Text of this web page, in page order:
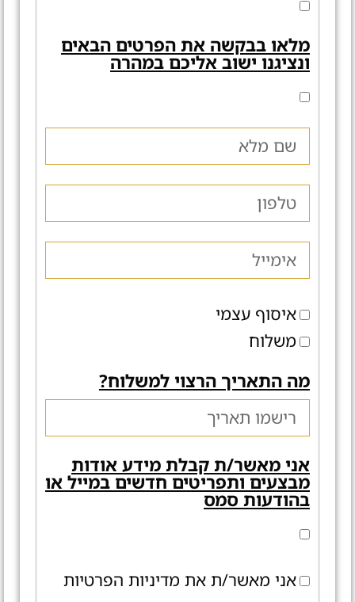
מלאו בבקשה את הפרטים הבאים
ונציגנו ישוב אליכם במהרה
איסוף עצמי
משלוח
מה התאריך הרצוי למשלוח?
אני מאשר/ת קבלת מידע אודות
מבצעים ותפריטים חדשים במייל או
בהודעות סמס
אני מאשר/ת את מדיניות הפרטיות